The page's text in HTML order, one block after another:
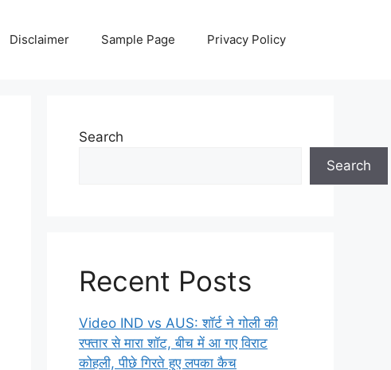
Disclaimer Sample Page Privacy Policy
Search
Search
Recent Posts
Video IND vs AUS: शॉर्ट ने गोली की
रफ्तार से मारा शॉट, बीच में आ गए विराट
कोहली, पीछे गिरते हुए लपका कैच